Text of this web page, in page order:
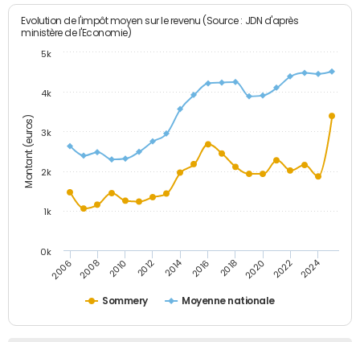
Montant (euros)
Evolution de l'impôt moyen sur le revenu (Source : JDN d'après
ministère de l'Economie)
Sommery Moyenne nationale
2006 2008 2010 2012 2014 2016 2018 2020 2022 2024
0k
1k
2k
3k
4k
5k